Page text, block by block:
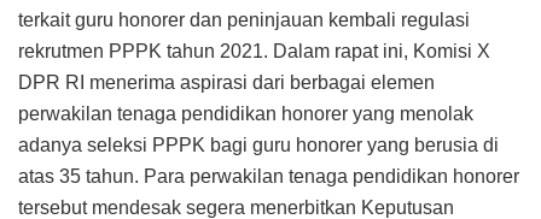
terkait guru honorer dan peninjauan kembali regulasi
rekrutmen PPPK tahun 2021. Dalam rapat ini, Komisi X
DPR RI menerima aspirasi dari berbagai elemen
perwakilan tenaga pendidikan honorer yang menolak
adanya seleksi PPPK bagi guru honorer yang berusia di
atas 35 tahun. Para perwakilan tenaga pendidikan honorer
tersebut mendesak segera menerbitkan Keputusan